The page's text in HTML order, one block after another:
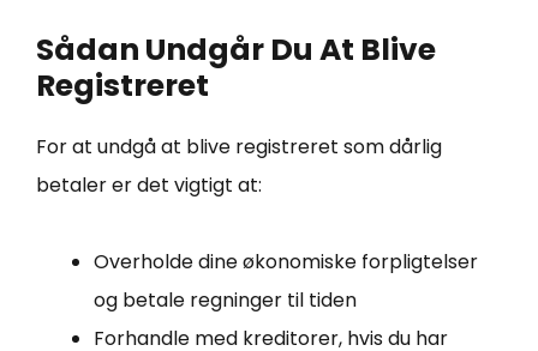
Sådan Undgår Du At Blive
Registreret
For at undgå at blive registreret som dårlig
betaler er det vigtigt at:
Overholde dine økonomiske forpligtelser
og betale regninger til tiden
Forhandle med kreditorer, hvis du har